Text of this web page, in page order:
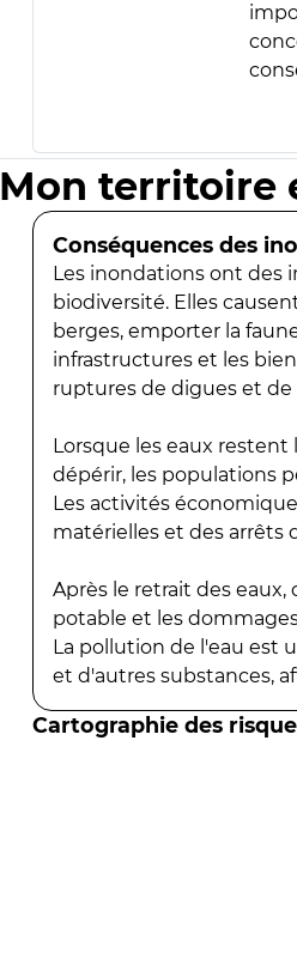
Mon territoire
Conséquences des
Les inondations ont des
biodiversité. Elles
berges, emporter la
infrastructures et les
ruptures de digues et de
Lorsque les eaux
dépérir, les populations
Les activités
matérielles et des arrêts
Après le retrait des
potable et les
La pollution de l'eau est
et d'autres substances,
Cartographie des